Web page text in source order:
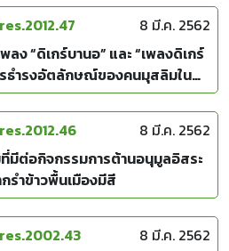
8 มี.ค. 2562
ง “ดิเกร์บานอ” และ “เพลงดิเกร์
ธำรงอัตลักษณ์ของคนมุสลิมใน
งไทยและมาเลเซียตอนเหนือ
8 มี.ค. 2562
ต่อกิจกรรมการต้านอนุมูลอิสระ
รำข้าวพื้นเมืองมีสี
8 มี.ค. 2562